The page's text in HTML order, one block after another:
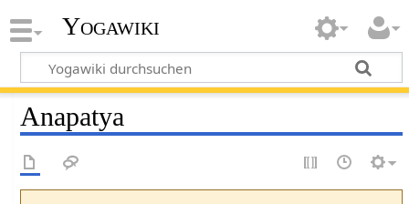
Yogawiki
Anapatya